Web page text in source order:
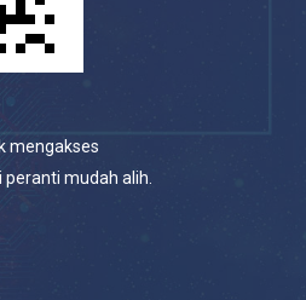
mengakses
mudah alih.